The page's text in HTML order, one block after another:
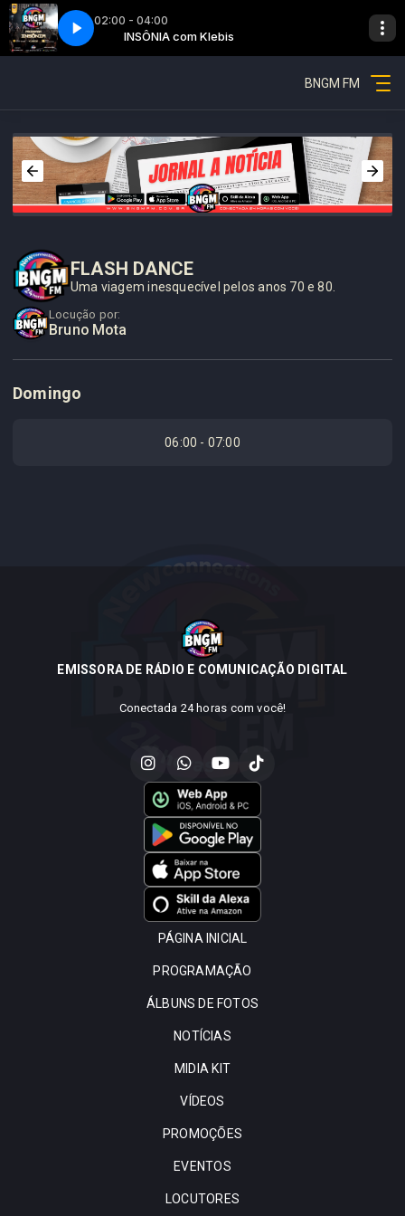
02:00 - 04:00
INSÔNIA com Klebis
Insônia - Parte 12
BNGM FM
FLASH DANCE
Uma viagem inesquecível pelos anos 70 e 80.
Locução por:
Bruno Mota
Domingo
06:00 - 07:00
EMISSORA DE RÁDIO E COMUNICAÇÃO DIGITAL
Conectada 24 horas com você!
PÁGINA INICIAL
PROGRAMAÇÃO
ÁLBUNS DE FOTOS
NOTÍCIAS
MIDIA KIT
VÍDEOS
PROMOÇÕES
EVENTOS
LOCUTORES